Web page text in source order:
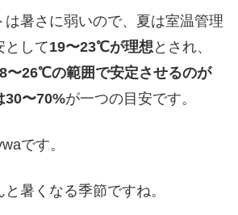
は暑さに弱いので、夏は室温管理
として19〜23℃が理想 とされ、
〜26℃の範囲で安定させるのが
30〜70%が一つの目安です。
です。
暑くなる季節ですね。